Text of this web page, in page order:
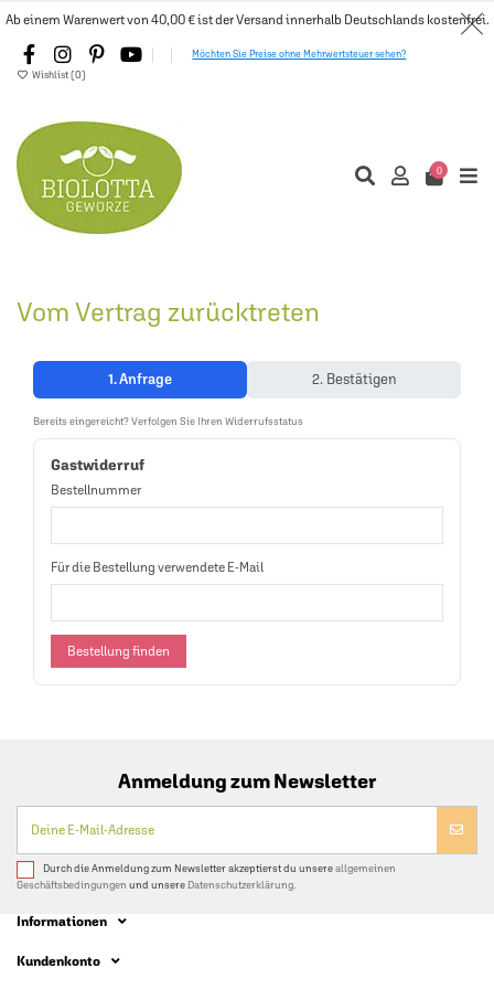
Ab einem Warenwert von 40,00 € ist der Versand innerhalb Deutschlands kostenfrei.
Möchten Sie Preise ohne Mehrwertsteuer sehen?
Wishlist (0)
0
Vom Vertrag zurücktreten
1. Anfrage 2. Bestätigen
Bereits eingereicht? Verfolgen Sie Ihren Widerrufsstatus
Gastwiderruf
Bestellnummer
Für die Bestellung verwendete E-Mail
Bestellung finden
Anmeldung zum Newsletter
Durch die Anmeldung zum Newsletter akzeptierst du unsereallgemeinen
Geschäftsbedingungen und unsere Datenschutzerklärung.
Informationen
Kundenkonto